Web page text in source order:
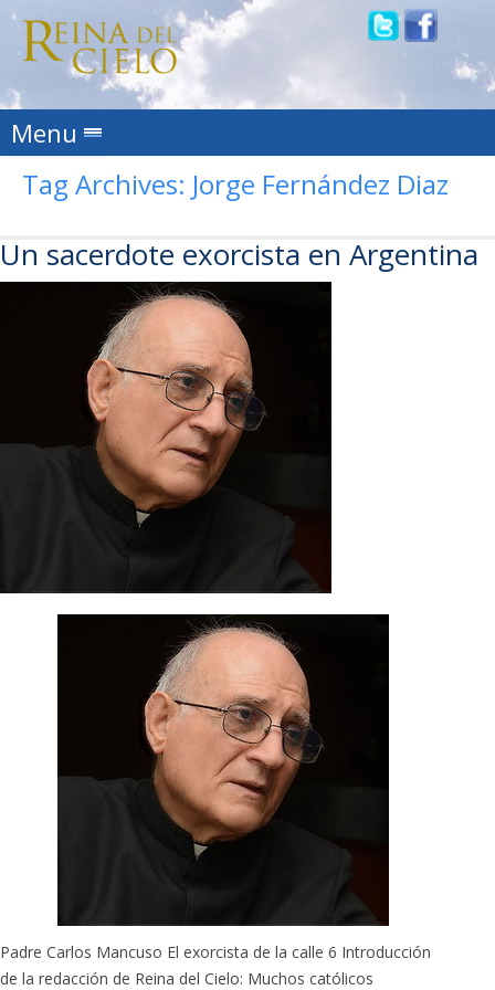
Menu Skip to content
Tag Archives: Jorge Fernández Diaz
Un sacerdote exorcista en Argentina
Padre Carlos Mancuso El exorcista de la calle 6 Introducción
de la redacción de Reina del Cielo: Muchos católicos